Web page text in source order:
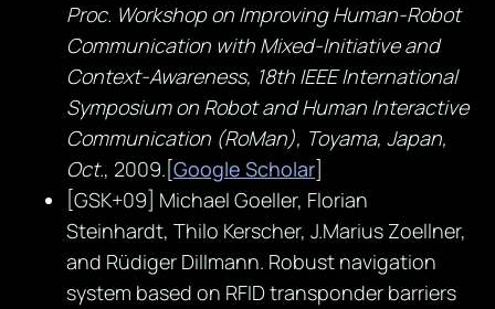
Proc. Workshop on Improving Human-Robot
Communication with Mixed-Initiative and
Context-Awareness, 18th IEEE International
Symposium on Robot and Human Interactive
Communication (RoMan), Toyama, Japan,
Oct., 2009.[Google Scholar]
[GSK+09] Michael Goeller, Florian
Steinhardt, Thilo Kerscher, J.Marius Zoellner,
and Rüdiger Dillmann. Robust navigation
system based on RFID transponder barriers